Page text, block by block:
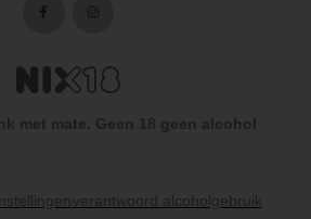
met mate. Geen 18 geen alcohol
verantwoord alcoholgebruik